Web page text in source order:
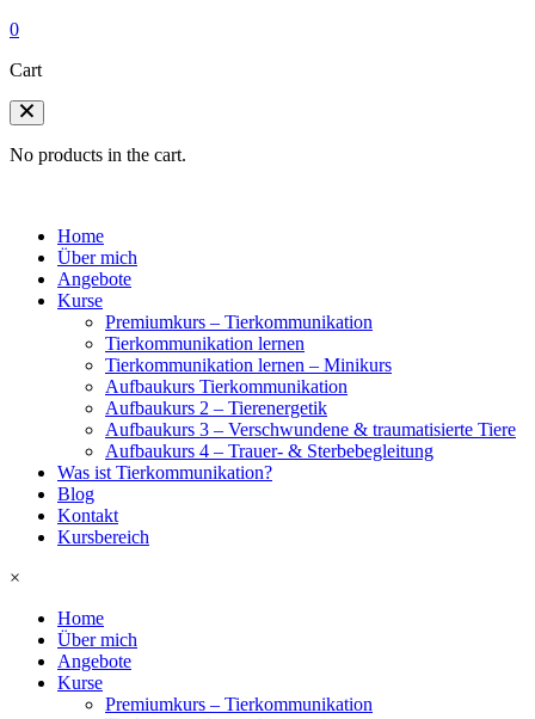
0
Cart
No products in the cart.
Home
Über mich
Angebote
Kurse
Premiumkurs – Tierkommunikation
Tierkommunikation lernen
Tierkommunikation lernen – Minikurs
Aufbaukurs Tierkommunikation
Aufbaukurs 2 – Tierenergetik
Aufbaukurs 3 – Verschwundene & traumatisierte Tiere
Aufbaukurs 4 – Trauer- & Sterbebegleitung
Was ist Tierkommunikation?
Blog
Kontakt
Kursbereich
×
Home
Über mich
Angebote
Kurse
Premiumkurs – Tierkommunikation